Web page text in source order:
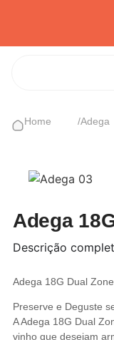
Home /Adega
Adega
Descrição
Adega 18G Dual Zone
Preserve e Deguste
A Adega 18G Dual
vinho que desejam